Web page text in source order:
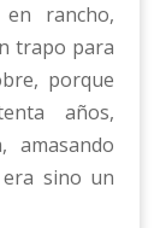
rancho,
trapo para
porque
años,
amasando
sino un